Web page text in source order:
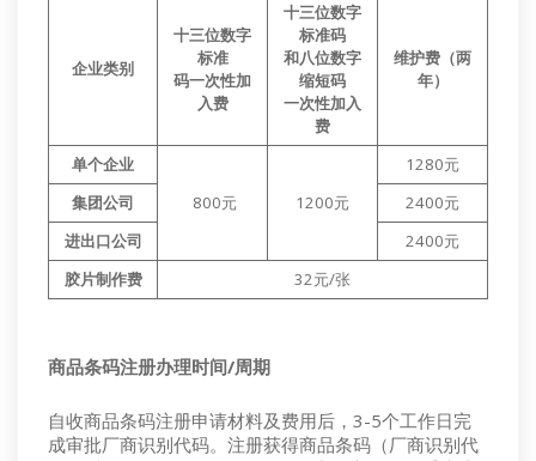
企业类别
十三位数字
标准
码一次性加
入费
十三位数字
标准码
和八位数字
缩短码
一次性加入
费
维护费（两
年）
单个企业
800元
1200元
1280元
集团公司
2400元
进出口公司
2400元
胶片制作费
32元/张
商品条码注册办理时间/周期
自收商品条码注册申请材料及费用后，3-5个工作日完
成审批厂商识别代码。注册获得商品条码（厂商识别代